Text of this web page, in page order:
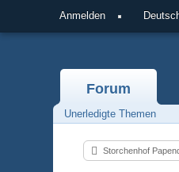
Anmelden
Forum
Unerledigte Themen
Storchenhof